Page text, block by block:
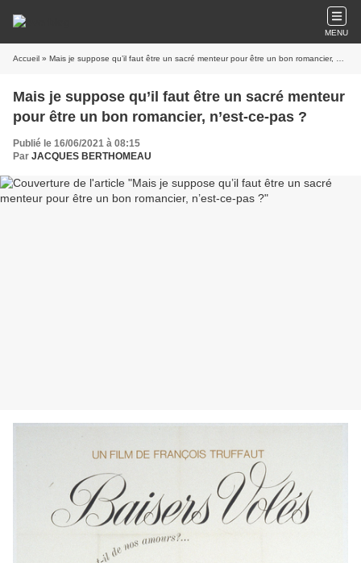
MENU
Accueil » Mais je suppose qu’il faut être un sacré menteur pour être un bon romancier, n’est-ce-pas ?
Mais je suppose qu’il faut être un sacré menteur
pour être un bon romancier, n’est-ce-pas ?
Publié le 16/06/2021 à 08:15
Par JACQUES BERTHOMEAU